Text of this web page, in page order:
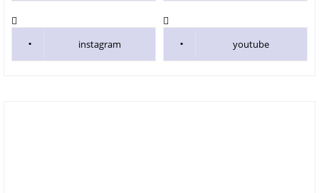
instagram youtube